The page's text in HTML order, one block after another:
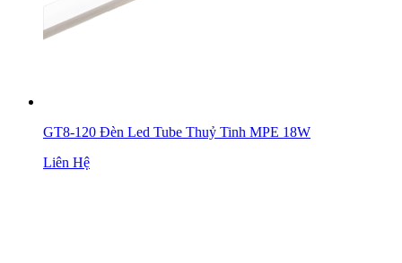
GT8-120 Đèn Led Tube Thuỷ Tinh MPE 18W
Liên Hệ